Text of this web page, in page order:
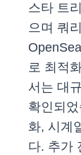
스타 트
으며 쿼
로 최적
서는 대
확인되
화, 시계
다. 추가